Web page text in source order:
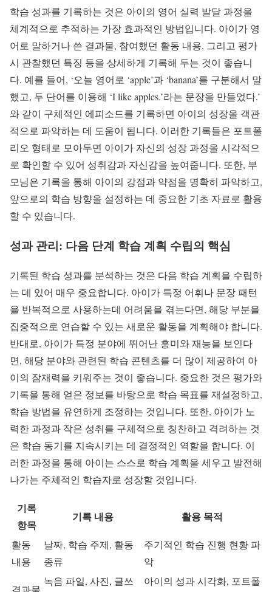
학습 성과를 기록하는 것은 아이의 영어 실력 발달 과정을
체계적으로 추적하는 가장 효과적인 방법입니다. 아이가 영
어로 말하거나 쓴 결과물, 참여했던 활동 내용, 그리고 평가
시 관찰했던 특징 등을 상세하게 기록해 두는 것이 좋습니
다. 예를 들어, ‘오늘 영어로 ‘apple’과 ‘banana’를 구분해서 말
했고, 두 단어를 이용해 ‘I like apples.’라는 문장을 만들었다.’
와 같이 구체적인 에피소드를 기록하면 아이의 성장을 객관
적으로 파악하는 데 도움이 됩니다. 이러한 기록들은 포트폴
리오 형태로 모아두면 아이가 자신의 성장 과정을 시각적으
로 확인할 수 있어 성취감과 자신감을 높여줍니다. 또한, 부
모님은 기록을 통해 아이의 강점과 약점을 명확히 파악하고,
앞으로의 학습 방향을 설정하는 데 중요한 기초 자료로 활용
할 수 있습니다.
성과 관리: 다음 단계 학습 계획 수립의 핵심
기록된 학습 성과를 분석하는 것은 다음 학습 계획을 수립하
는 데 있어 매우 중요합니다. 아이가 특정 어휘나 문장 패턴
을 반복적으로 사용하는데 어려움을 겪는다면, 해당 부분을
집중적으로 연습할 수 있는 새로운 활동을 계획해야 합니다.
반대로, 아이가 특정 분야에 뛰어난 흥미와 재능을 보인다
면, 해당 분야와 관련된 학습 콘텐츠를 더 많이 제공하여 아
이의 잠재력을 키워주는 것이 좋습니다. 중요한 것은 평가와
기록을 통해 얻은 정보를 바탕으로 학습 목표를 재설정하고,
학습 방법을 유연하게 조정하는 것입니다. 또한, 아이가 노
력한 과정과 작은 성취를 구체적으로 칭찬하고 격려하는 것
은 학습 동기를 지속시키는 데 결정적인 역할을 합니다. 이
러한 과정을 통해 아이는 스스로 학습 계획을 세우고 발전해
나가는 주체적인 학습자로 성장할 것입니다.
기록
항목
기록 내용 활용 목적
활동
내용
날짜, 학습 주제, 활동
종류
주기적인 학습 진행 현황 파
악
결과물
녹음 파일, 사진, 글쓰
아이의 성과 시각화, 포트폴